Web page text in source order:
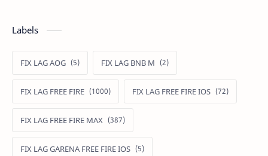
Labels
FIX LAG AOG FIX LAG BNB M
FIX LAG FREE FIRE FIX LAG FREE FIRE IOS
FIX LAG FREE FIRE MAX
FIX LAG GARENA FREE FIRE IOS